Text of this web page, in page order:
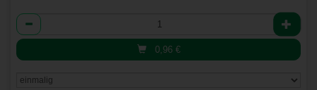
Anzahl
0,96 €